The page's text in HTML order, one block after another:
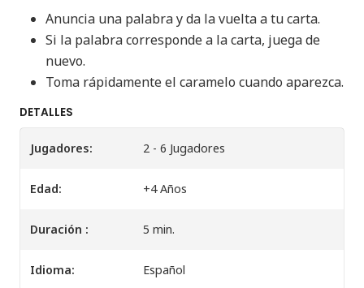
Anuncia una palabra y da la vuelta a tu carta.
Si la palabra corresponde a la carta, juega de
nuevo.
Toma rápidamente el caramelo cuando aparezca.
DETALLES
Jugadores: 2 - 6 Jugadores
Edad: +4 Años
Duración : 5 min.
Idioma: Español